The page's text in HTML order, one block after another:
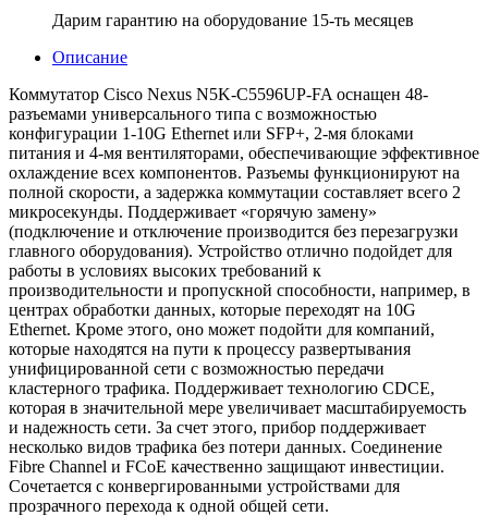
Дарим гарантию на оборудование 15-ть месяцев
Описание
Коммутатор Cisco Nexus N5K-C5596UP-FA оснащен 48-
разъемами универсального типа с возможностью
конфигурации 1-10G Ethernet или SFP+, 2-мя блоками
питания и 4-мя вентиляторами, обеспечивающие эффективное
охлаждение всех компонентов. Разъемы функционируют на
полной скорости, а задержка коммутации составляет всего 2
микросекунды. Поддерживает «горячую замену»
(подключение и отключение производится без перезагрузки
главного оборудования). Устройство отлично подойдет для
работы в условиях высоких требований к
производительности и пропускной способности, например, в
центрах обработки данных, которые переходят на 10G
Ethernet. Кроме этого, оно может подойти для компаний,
которые находятся на пути к процессу развертывания
унифицированной сети с возможностью передачи
кластерного трафика. Поддерживает технологию CDCE,
которая в значительной мере увеличивает масштабируемость
и надежность сети. За счет этого, прибор поддерживает
несколько видов трафика без потери данных. Соединение
Fibre Channel и FCoE качественно защищают инвестиции.
Сочетается с конвергированными устройствами для
прозрачного перехода к одной общей сети.